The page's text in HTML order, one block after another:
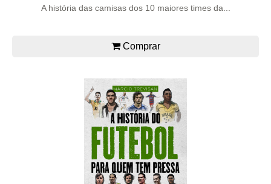
A história das camisas dos 10 maiores times da...
Comprar